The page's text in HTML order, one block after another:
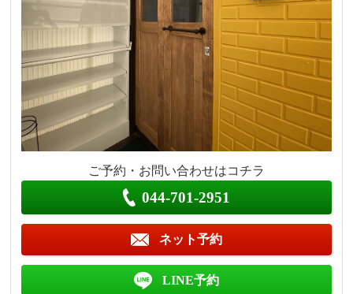
ご予約・お問い合わせはコチラ
044-701-2951
ネット予約
LINE予約